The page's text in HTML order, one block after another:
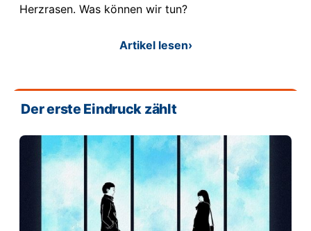
Herzrasen. Was können wir tun?
Artikel lesen›
Der erste Eindruck zählt